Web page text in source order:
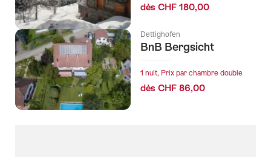
dès CHF 180,00
Dettighofen
BnB Bergsicht
1 nuit, Prix par chambre double
dès CHF 86,00